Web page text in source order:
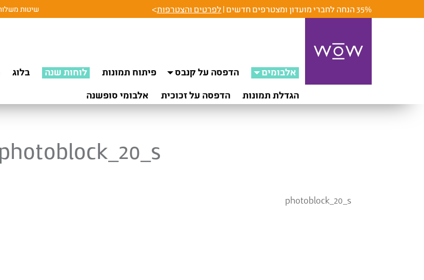
35% הנחה לחברי מועדון ומצטרפים חדשים | לפרטים והצטרפות> שיטות
אלבומים הדפסה על קנבס פיתוח תמונות לוחות שנה בלוג
הגדלת תמונות
הדפסה על זכוכית אלבומי סופשנה
photoblock_20_s
photoblock_20_s